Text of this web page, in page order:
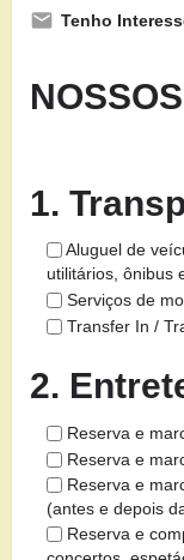
Tenho
1.
Aluguel de
utilitários, ônibus
Serviços de
Transfer In /
2.
Reserva e
Reserva e
Reserva e
(antes e depois
Reserva e